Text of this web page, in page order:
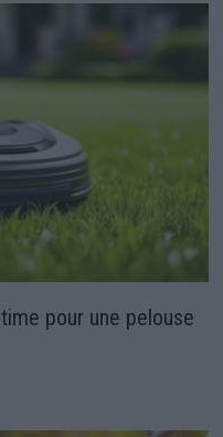
pour une pelouse